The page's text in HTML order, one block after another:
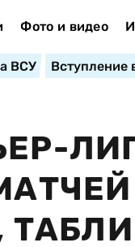
Фото и видео
ВСУ Вступление